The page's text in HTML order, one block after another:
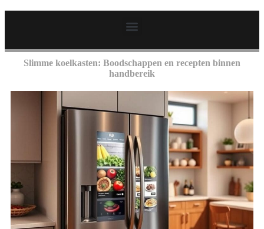
Slimme koelkasten: Boodschappen en recepten binnen
handbereik